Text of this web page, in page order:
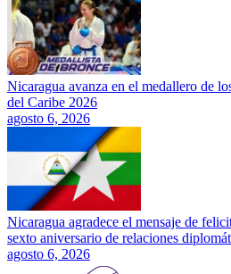
Nicaragua avanza en el medallero de
del Caribe 2026
agosto 6, 2026
Nicaragua agradece el mensaje de
sexto aniversario de relaciones
agosto 6, 2026